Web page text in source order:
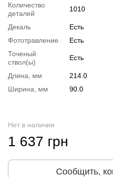
Количество
деталей
1010
Декаль
Есть
Фототравление
Есть
Точеный
ствол(ы)
Есть
Длина, мм
214.0
Ширина, мм
90.0
Нет в наличии
1 637 грн
Сообщить,